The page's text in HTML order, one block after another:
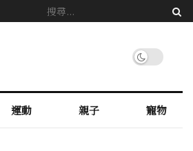
運動 親子 寵物